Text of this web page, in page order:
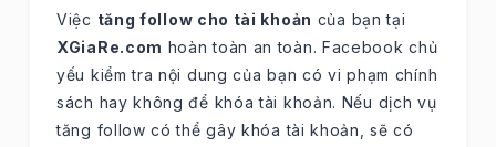
Việc tăng follow cho tài khoản của bạn tại
XGiaRe.com hoàn toàn an toàn. Facebook chủ
yếu kiểm tra nội dung của bạn có vi phạm chính
sách hay không để khóa tài khoản. Nếu dịch vụ
tăng follow có thể gây khóa tài khoản, sẽ có